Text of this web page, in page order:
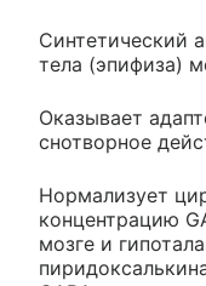
Синтетический
тела (эпифиза)
Оказывает
снотворное
Нормализует
концентрацию
мозге и